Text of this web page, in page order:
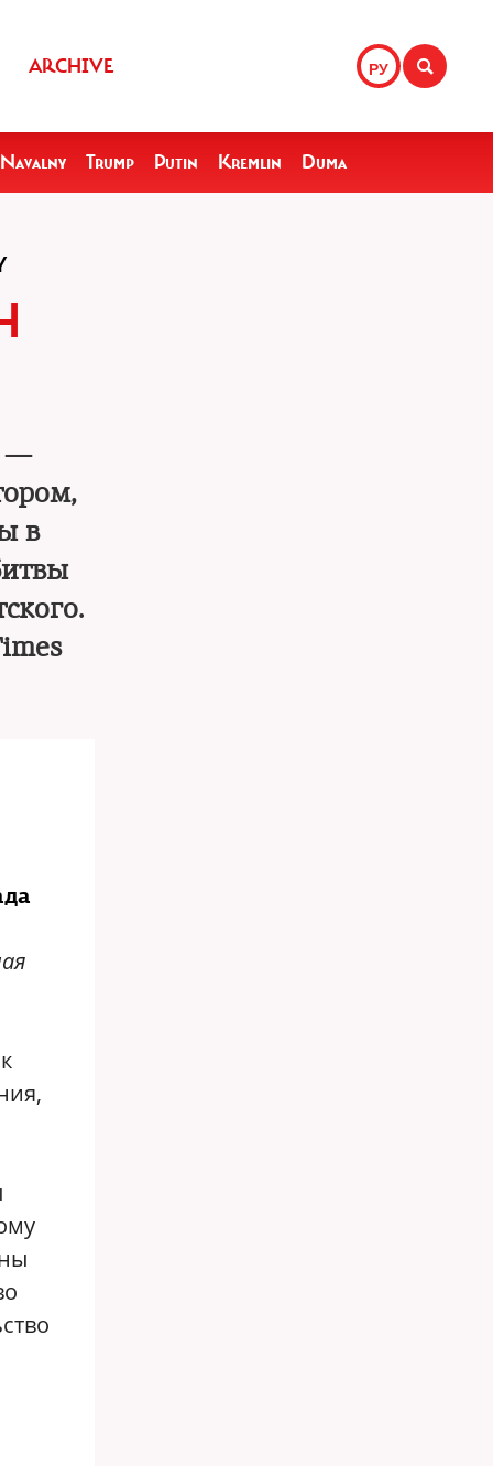
РУ
ARCHIVE
Navalny Trump Putin Kremlin Duma
—
в